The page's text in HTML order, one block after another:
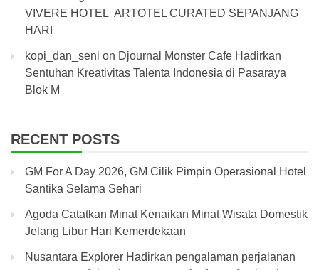
VIVERE HOTEL ARTOTEL CURATED SEPANJANG
HARI
kopi_dan_seni on Djournal Monster Cafe Hadirkan
Sentuhan Kreativitas Talenta Indonesia di Pasaraya
Blok M
RECENT POSTS
GM For A Day 2026, GM Cilik Pimpin Operasional Hotel
Santika Selama Sehari
Agoda Catatkan Minat Kenaikan Minat Wisata Domestik
Jelang Libur Hari Kemerdekaan
Nusantara Explorer Hadirkan pengalaman perjalanan